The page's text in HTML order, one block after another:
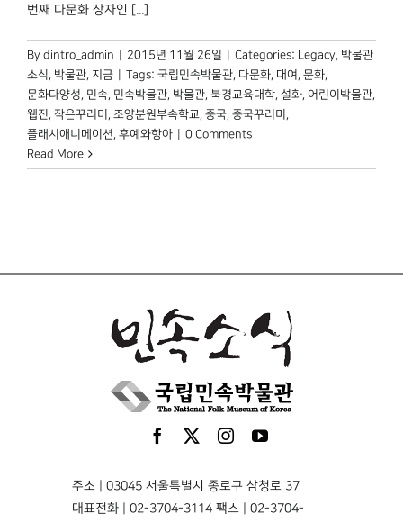
번째 다문화 상자인 [...]
By dintro_admin 2015년 11월 26일 Categories: Legacy, 박물관
소식, 박물관, 지금 Tags: 국립민속박물관, 다문화, 대여 , 문화,
문화다양성, 민속, 민속박물관, 박물관, 북경교육대학, 설화, 어린이박물관,
웹진, 작은꾸러미 , 조양분원부속학교, 중국, 중국꾸러미 ,
플래시애니메이션, 후예와항아
0 Comments
Read More
주소 | 03045 서울특별시 종로구 삼청로 37
대표전화 | 02-3704-3114 팩스 | 02-3704-